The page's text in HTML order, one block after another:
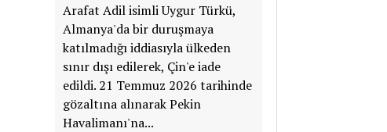
Arafat Adil isimli Uygur Türkü,
Almanya'da bir duruşmaya
katılmadığı iddiasıyla ülkeden
sınır dışı edilerek, Çin'e iade
edildi. 21 Temmuz 2026 tarihinde
gözaltına alınarak Pekin
Havalimanı'na...